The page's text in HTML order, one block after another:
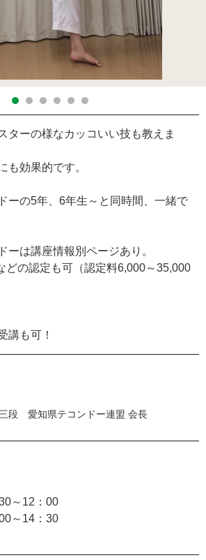
ターの様なカッコいい技も教えま
も効果的です。
ーの5年、6年生～と同時間、一緒で
は講座情報別ページあり。
どの認定も可（認定料6,000～35,000
講も可！
段 愛知県テコンドー連盟 会長
～12：00
～14：30